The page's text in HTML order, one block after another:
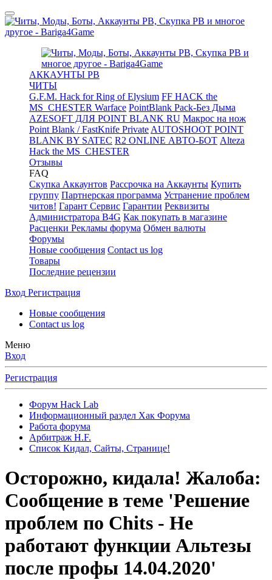
АККАУНТЫ PB
ЧИТЫ
G.F.M. Hack for Ring of Elysium FF HACK the
MS_CHESTER Warface PointBlank Pack-Без Дыма
AZESOFT ДЛЯ POINT BLANK RU Макрос на нож
Point Blank / FastKnife Private AUTOSHOOT POINT
BLANK BY SATEC R2 ONLINE АВТО-БОТ Alteza
Hack the MS_CHESTER
Отзывы
FAQ
Скупка Аккаунтов Рассрочка на Аккаунты Купить
группу Партнерская программа Устранение проблем
читов! Гарант Сервис Гарантии Реквизиты
Администратора B4G Как покупать в магазине
Расценки Рекламы форума Обмен валюты
Форумы
Новые сообщения Contact us log
Товары
Последние рецензии
Вход Регистрация
Новые сообщения
Contact us log
Меню
Вход
Регистрация
Форум Hack Lab
Информационный раздел Хак Форума
Работа форума
Арбитраж H.F.
Список Кидал, Сайты, Странице!
Осторожно, кидала! Жалоба:
Сообщение в теме 'Решение
проблем по Chits - Не
работают функции Альтезы
после профы 14.04.2020'